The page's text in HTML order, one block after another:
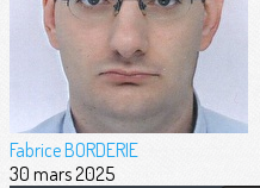
Fabrice BORDERIE
30 mars 2025